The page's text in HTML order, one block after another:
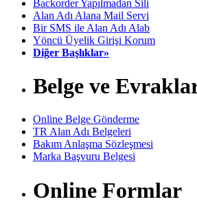
Backorder Yapılmadan Sili
Alan Adı Alana Mail Servi
Bir SMS ile Alan Adı Alab
Yöncü Üyelik Girişi Korum
Diğer Başlıklar»
Belge ve
Online Belge Gönderme
TR Alan Adı Belgeleri
Bakım Anlaşma Sözleşmesi
Marka Başvuru Belgesi
Online Formlar